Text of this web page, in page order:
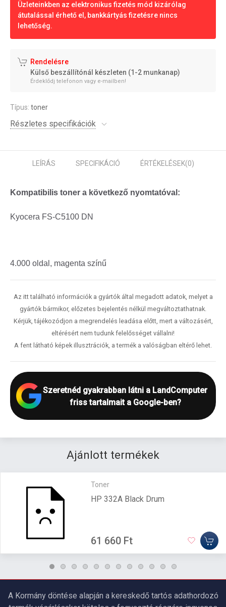
Üzleteinkben az elektronikus fizetés mód kizárólag
átutalással érhető el, bankkártyás fizetésre nincs
lehetőség.
Rendelésre
Külső beszállítónál készleten (1-2 munkanap)
Érdeklődj telefonon vagy e-mailben!
Típus: toner
Részletes specifikációk
LEÍRÁS SPECIFIKÁCIÓ ÉRTÉKELÉSEK(0)
Kompatibilis toner a következő nyomtatóval:
Kyocera FS-C5100 DN
4.000 oldal, magenta színű
Az itt található információk a gyártók által megadott adatok, melyet a
gyártók bármikor, előzetes bejelentés nélkül megváltoztathatnak.
Kérjük, tájékozódjon a megrendelés leadása előtt, mert a változásért,
eltérésért nem tudunk felelősséget vállalni!
A fent látható képek illusztrációk, a termék a valóságban eltérő lehet.
Szeretnéd gyakrabban látni a LandComputer
friss tartalmait a Google-ben?
Ajánlott termékek
Toner
HP 332A Black Drum
61 660 Ft
A Kormány döntése alapján a kereskedő tartós adathordozó